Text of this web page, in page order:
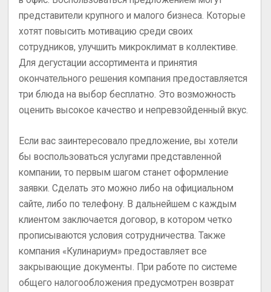
представители крупного и малого бизнеса. Которые
хотят повысить мотивацию среди своих
сотрудников, улучшить микроклимат в коллективе.
Для дегустации ассортимента и принятия
окончательного решения компания предоставляется
три блюда на выбор бесплатно. Это возможность
оценить высокое качество и непревзойденный вкус.
Если вас заинтересовало предложение, вы хотели
бы воспользоваться услугами представленной
компании, то первым шагом станет оформление
заявки. Сделать это можно либо на официальном
сайте, либо по телефону. В дальнейшем с каждым
клиентом заключается договор, в котором четко
прописываются условия сотрудничества. Также
компания «Кулинариум» предоставляет все
закрывающие документы. При работе по системе
общего налогообложения предусмотрен возврат